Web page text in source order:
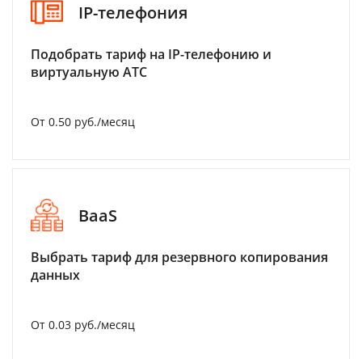
IP-телефония
Подобрать тариф на IP-телефонию и
виртуальную АТС
От 0.50 руб./месяц
BaaS
Выбрать тариф для резервного копирования
данных
От 0.03 руб./месяц